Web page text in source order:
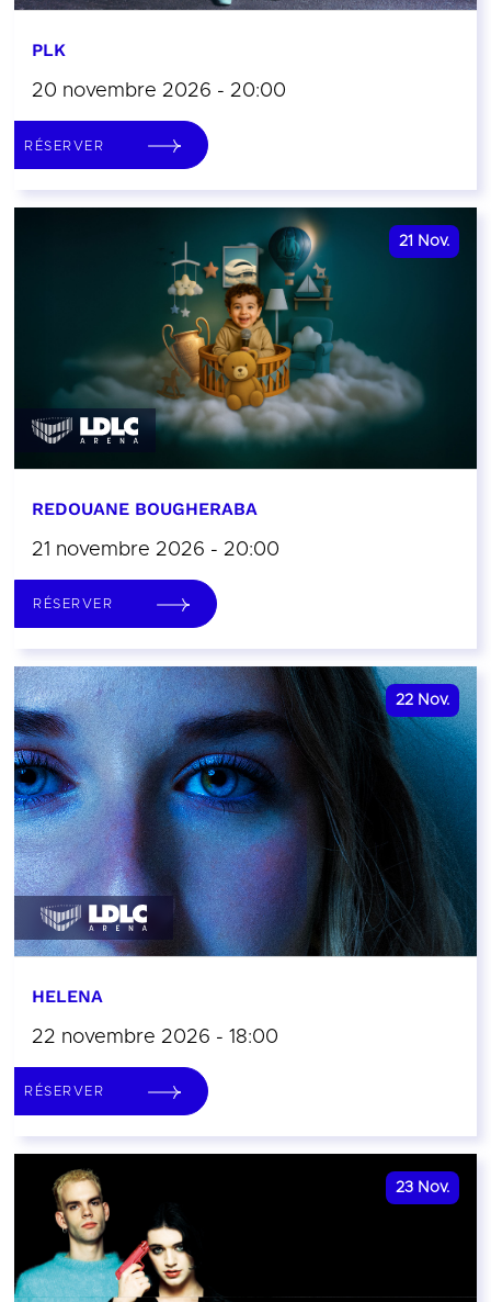
PLK
20 novembre 2026 - 20:00
RÉSERVER
21 Nov.
REDOUANE BOUGHERABA
21 novembre 2026 - 20:00
RÉSERVER
22 Nov.
HELENA
22 novembre 2026 - 18:00
RÉSERVER
23 Nov.